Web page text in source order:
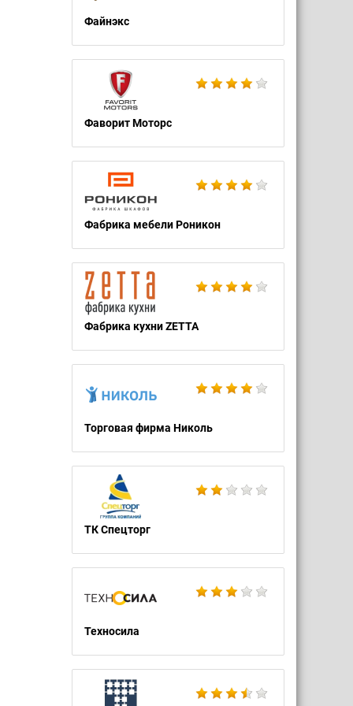
Файнэкс
Фаворит Моторс
Фабрика мебели Роникон
Фабрика кухни ZETTA
Торговая фирма Николь
ТК Спецторг
Техносила